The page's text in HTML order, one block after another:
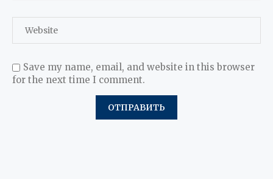
Save my name, email, and website in this browser
for the next time I comment.